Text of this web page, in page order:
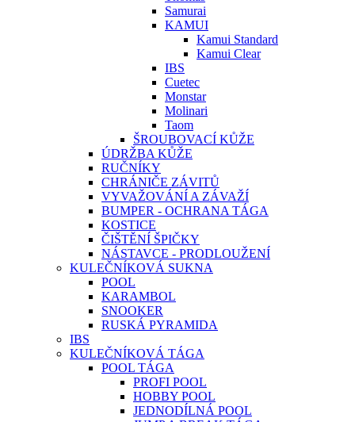
Samurai
KAMUI
Kamui Standard
Kamui Clear
IBS
Cuetec
Monstar
Molinari
Taom
ŠROUBOVACÍ KŮŽE
ÚDRŽBA KŮŽE
RUČNÍKY
CHRÁNIČE ZÁVITŮ
VYVAŽOVÁNÍ A ZÁVAŽÍ
BUMPER - OCHRANA TÁGA
KOSTICE
ČIŠTĚNÍ ŠPIČKY
NÁSTAVCE - PRODLOUŽENÍ
KULEČNÍKOVÁ SUKNA
POOL
KARAMBOL
SNOOKER
RUSKÁ PYRAMIDA
IBS
KULEČNÍKOVÁ TÁGA
POOL TÁGA
PROFI POOL
HOBBY POOL
JEDNODÍLNÁ POOL